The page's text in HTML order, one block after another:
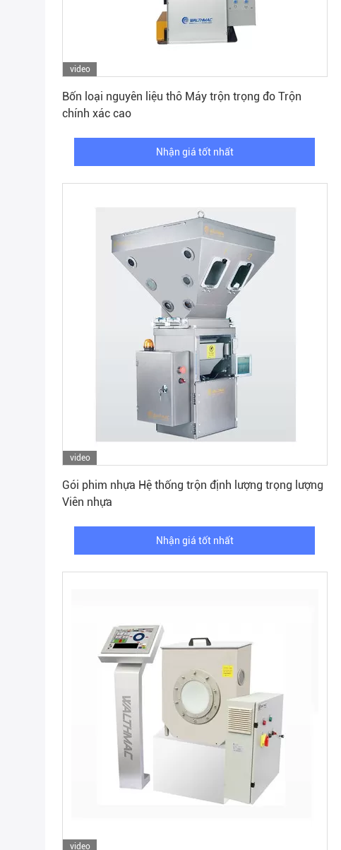
video
Bốn loại nguyên liệu thô Máy trộn trọng đo Trộn
chính xác cao
Nhận giá tốt nhất
video
Gói phim nhựa Hệ thống trộn định lượng trọng lượng
Viên nhựa
Nhận giá tốt nhất
video